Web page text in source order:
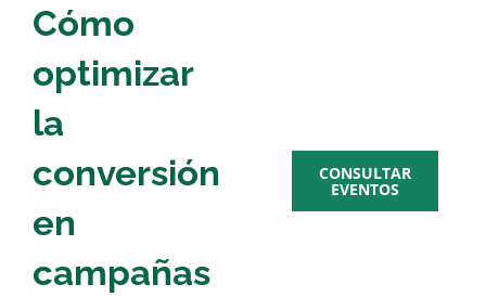
Cómo
optimizar
la
conversión
en
campañas
CONSULTAR
EVENTOS